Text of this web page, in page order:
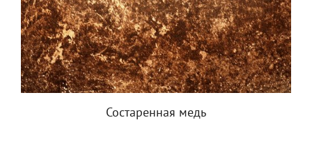
Состаренная медь